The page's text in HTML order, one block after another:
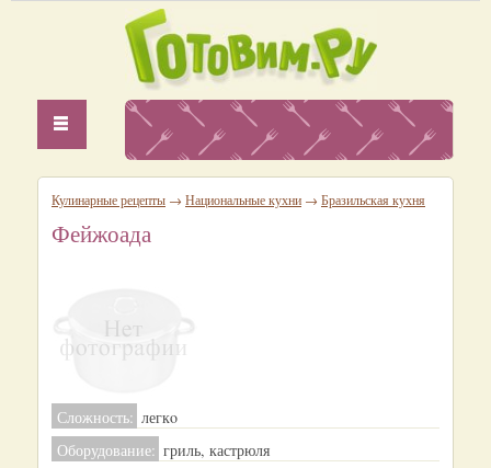
Кулинарные рецепты → Национальные кухни → Бразильская кухня
Фейжоада
Сложность: легкo
Оборудование: гриль, кастрюля